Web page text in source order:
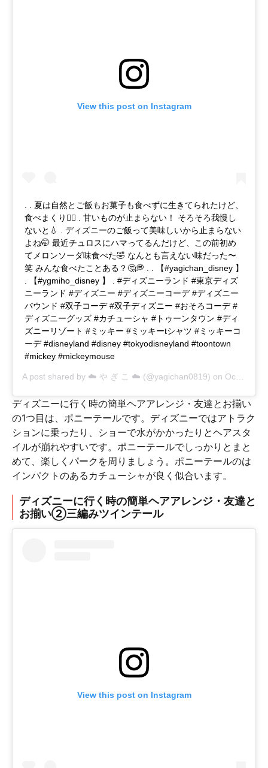
View this post on Instagram
. . 夏は自然とご飯もお菓子も食べずに生きてられたけど、
食べまくり🤦‍♀️ . 甘いものが止まらない！ そろそろ我慢し
ないと💧 . ディズニーのご飯って美味しいから止まらない
よね🤭 最近チュロスにハマってるんだけど、この前初め
てメロンソーダ味食べた🤣 なんとも言えない味だった〜
笑 みんな食べたことある？🤔💭 . . 【#yagichan_disney 】
. 【#ygmiho_disney 】 . #ディズニーランド #東京ディズ
ニーランド #ディズニー #ディズニーコーデ #ディズニー
バウンド #双子コーデ #双子ディズニー #おそろコーデ #
ディズニーグッズ #カチューシャ #トゥーンタウン #ディ
ズニーリゾート #ミッキー #ミッキーtシャツ #ミッキーコ
ーデ #disneyland #disney #tokyodisneyland #toontown
#mickey #mickeymouse
A post shared by ☁️ や ぎ こ ☁️ (@yagichan0819) on Oct 25, 2018 at 6:59am PDT
ディズニーに行く時の簡単ヘアアレンジ・友達とお揃い
の1つ目は、ポニーテールです。ディズニーではアトラク
ションに乗ったり、ショーで水がかかったりとヘアスタ
イルが崩れやすいです。ポニーテールでしっかりとまと
めて、楽しくパークを周りましょう。ポニーテールのは
インパクトのあるカチューシャが良く似合います。
ディズニーに行く時の簡単ヘアアレンジ・友達と
お揃い②三編みツインテール
View this post on Instagram